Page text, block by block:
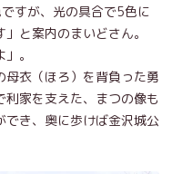
すが、光の具合で5色に
と案内のまいどさん。
。
衣（ほろ）を背負った勇
家を支えた、まつの像も
き、奥に歩けば金沢城公